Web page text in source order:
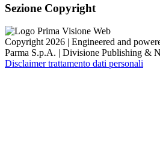
Sezione Copyright
Copyright 2026 | Engineered and
Parma S.p.A. | Divisione Publishing &
Disclaimer trattamento dati personali